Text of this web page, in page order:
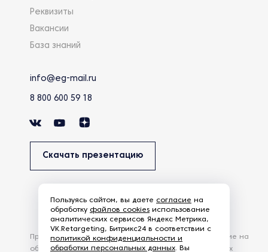
Реквизиты
Вакансии
База знаний
info@eg-mail.ru
8 800 600 59 18
Скачать презентацию
Продолжая использовать наш сайт, вы даете согласие на
обработку файлов Cookies и других пользовательских
Пользуясь сайтом, вы даете согласие на
обработку файлов cookies использование
аналитических сервисов Яндекс Метрика,
VK.Retargeting, Битрикс24 в соответствии с
политикой конфиденциальности и
обработки персональных данных. Вы